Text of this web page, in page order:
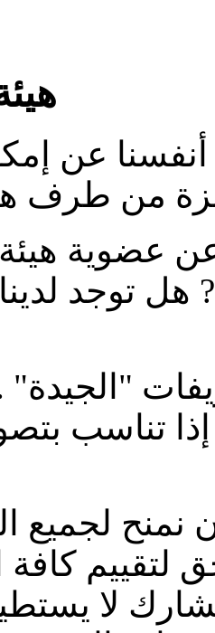
عن
عضوية هيئة
توجد لدينا
"الجيدة"
تناسب
نمنح لجميع
كافة
لا